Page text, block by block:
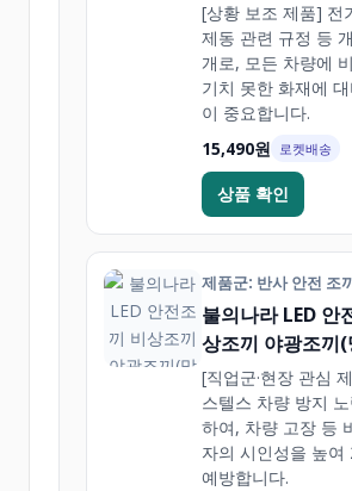
[상황 보조 제품] 전
제동 관련 규정 등
개로, 모든 차량에
기치 못한 화재에
이 중요합니다.
15,490원 로켓배송
상품 확인
제품군: 반사 안전 조
불의나라 LED 안
상조끼 야광조끼
[직업군·현장 관심
스텔스 차량 방지
하여, 차량 고장 등
자의 시인성을 높여
예방합니다.